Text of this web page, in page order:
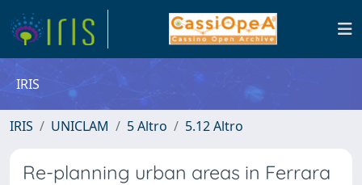
IRIS
IRIS UNICLAM 5 Altro 5.12 Altro
Re-planning urban areas in Ferrara